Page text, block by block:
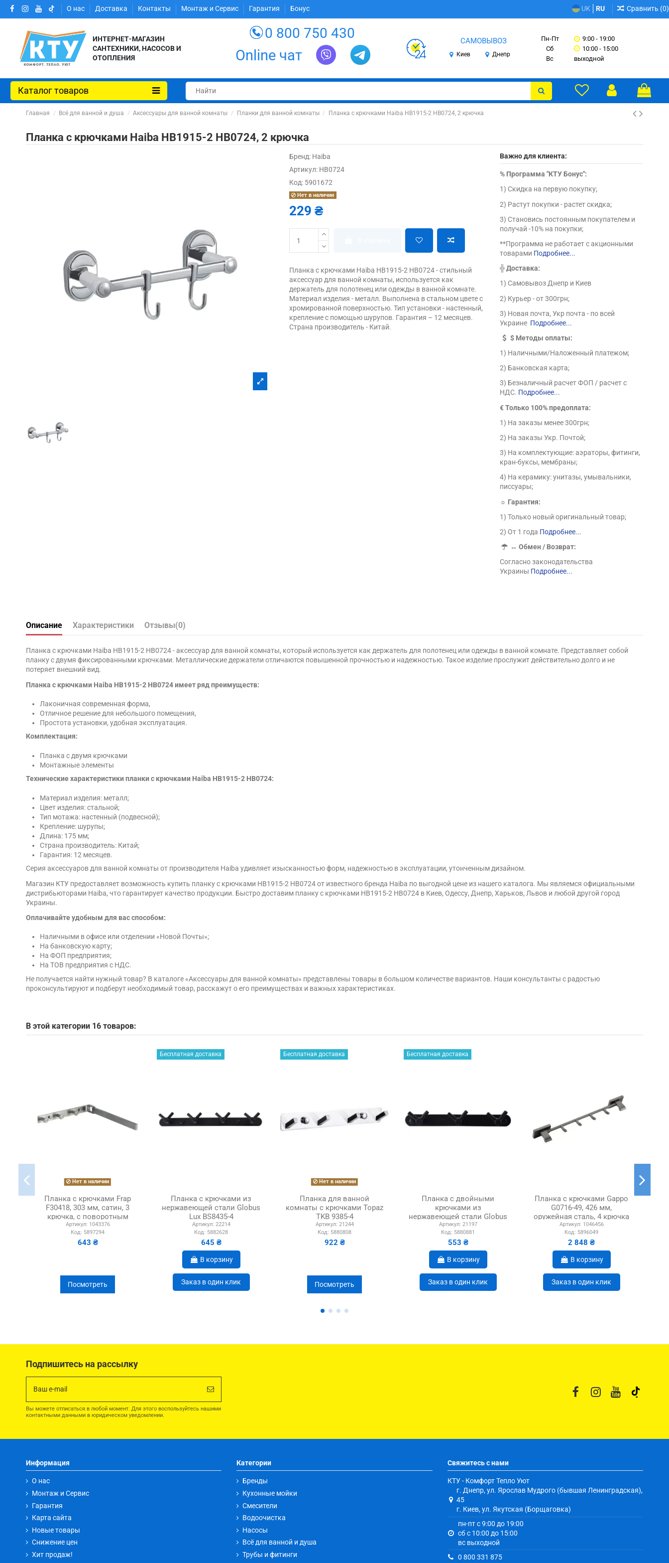
О нас Доставка Контакты Монтаж и Сервис Гарантия Бонус UK RU Сравнить (0)
ИНТЕРНЕТ-МАГАЗИН
САНТЕХНИКИ, НАСОСОВ И
ОТОПЛЕНИЯ
0 800 750 430
Online чат
САМОВЫВОЗ
Киев Днепр
Пн-Пт
Сб
Вс
9:00 - 19:00
10:00 - 15:00
выходной
Каталог товаров
Главная Всё для ванной и душа Аксессуары для ванной комнаты Планки для ванной комнаты Планка с крючками Haiba HB1915-2 HB0724, 2 крючка
Планка с крючками Haiba HB1915-2 HB0724, 2 крючка
Бренд: Haiba
Артикул: HB0724
Код: 5901672
Нет в наличии
229 ₴
Планка с крючками Haiba HB1915-2 HB0724 - стильный
аксессуар для ванной комнаты, используется как
держатель для полотенец или одежды в ванной комнате.
Материал изделия - металл. Выполнена в стальном цвете с
хромированной поверхностью. Тип установки - настенный,
крепление с помощью шурупов. Гарантия – 12 месяцев.
Страна производитель - Китай.
Важно для клиента:
% Программа "КТУ Бонус":
1) Скидка на первую покупку;
2) Растут покупки - растет скидка;
3) Становись постоянным покупателем и
получай -10% на покупки;
**Программа не работает с акционными
товарами Подробнее...
╬Доставка:
1) Самовывоз Днепр и Киев
2) Курьер - от 300грн;
3) Новая почта, Укр почта - по всей
Украине Подробнее...
$ Методы оплаты:
1) Наличными/Наложенный платежом;
2) Банковская карта;
3) Безналичный расчет ФОП / расчет с
НДС. Подробнее...
€ Только 100% предоплата:
1) На заказы менее 300грн;
2) На заказы Укр. Почтой;
3) На комплектующие: аэраторы, фитинги,
кран-буксы, мембраны;
4) На керамику: унитазы, умывальники,
писсуары;
☼ Гарантия:
1) Только новый оригинальный товар;
2) От 1 года Подробнее...
↔Обмен / Возврат:
Согласно законодательства
Украины Подробнее...
Описание Характеристики Отзывы(0)
Планка с крючками Haiba HB1915-2 HB0724 - аксессуар для ванной комнаты, который используется как держатель для полотенец или одежды в ванной комнате. Представляет собой
планку с двумя фиксированными крючками. Металлические держатели отличаются повышенной прочностью и надежностью. Такое изделие прослужит действительно долго и не
потеряет внешний вид.
Планка с крючками Haiba HB1915-2 HB0724 имеет ряд преимуществ:
Лаконичная современная форма,
Отличное решение для небольшого помещения,
Простота установки, удобная эксплуатация.
Комплектация:
Планка с двумя крючками
Монтажные элементы
Технические характеристики планки с крючками Haiba HB1915-2 HB0724:
Материал изделия: металл;
Цвет изделия: стальной;
Тип мотажа: настенный (подвесной);
Крепление: шурупы;
Длина: 175 мм;
Страна производитель: Китай;
Гарантия: 12 месяцев.
Серия аксессуаров для ванной комнаты от производителя Haiba удивляет изысканностью форм, надежностью в эксплуатации, утонченным дизайном.
Магазин КТУ предоставляет возможность купить планку с крючками HB1915-2 HB0724 от известного бренда Haiba по выгодной цене из нашего каталога. Мы являемся официальными
дистрибьюторами Haiba, что гарантирует качество продукции. Быстро доставим планку с крючками HB1915-2 HB0724 в Киев, Одессу, Днепр, Харьков, Львов и любой другой город
Украины.
Оплачивайте удобным для вас способом:
Наличными в офисе или отделении «Новой Почты»;
На банковскую карту;
На ФОП предприятия;
На ТОВ предприятия с НДС.
Не получается найти нужный товар? В каталоге «Аксессуары для ванной комнаты» представлены товары в большом количестве вариантов. Наши консультанты с радостью
проконсультируют и подберут необходимый товар, расскажут о его преимуществах и важных характеристиках.
В этой категории 16 товаров:
Нет в наличии
Планка с крючками Frap
F30418, 303 мм, сатин, 3
крючка, с поворотным
держателем
Артикул: 1043376
Код: 5897294
643 ₴
Посмотреть
Бесплатная доставка
Планка с крючками из
нержавеющей стали Globus
Lux BS8435-4
Артикул: 22214
Код: 5882628
645 ₴
В корзину
Заказ в один клик
Бесплатная доставка
Нет в наличии
Планка для ванной
комнаты с крючками Topaz
TKB 9385-4
Артикул: 21244
Код: 5880808
922 ₴
Посмотреть
Бесплатная доставка
Планка с двойными
крючками из
нержавеющей стали Globus
Lux BS8435-3 черная
Артикул: 21197
Код: 5880881
553 ₴
В корзину
Заказ в один клик
Планка с крючками Gappo
G0716-49, 426 мм,
оружейная сталь, 4 крючка
Артикул: 1046456
Код: 5896049
2 848 ₴
В корзину
Заказ в один клик
Подпишитесь на рассылку
Вы можете отписаться в любой момент. Для этого воспользуйтесь нашими
контактными данными в юридическом уведомлении.
Информация
О нас
Монтаж и Сервис
Гарантия
Карта сайта
Новые товары
Снижение цен
Хит продаж!
Категории
Бренды
Кухонные мойки
Смесители
Водоочистка
Насосы
Всё для ванной и душа
Трубы и фитинги
Свяжитесь с нами
КТУ - Комфорт Тепло Уют
г. Днепр, ул. Ярослав Мудрого (бывшая Ленинградская),
45
г. Киев, ул. Якутская (Борщаговка)
пн-пт с 9:00 до 19:00
сб с 10:00 до 15:00
вс выходной
0 800 331 875